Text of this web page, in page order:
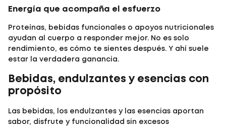
Energía que acompaña el esfuerzo
Proteínas, bebidas funcionales o apoyos nutricionales
ayudan al cuerpo a responder mejor. No es solo
rendimiento, es cómo te sientes después. Y ahí suele
estar la verdadera ganancia.
Bebidas, endulzantes y esencias con
propósito
Las bebidas, los endulzantes y las esencias aportan
sabor, disfrute y funcionalidad sin excesos